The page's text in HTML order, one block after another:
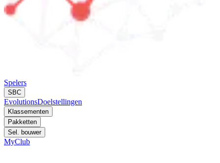
Spelers
SBC
EvolutionsDoelstellingen
Klassementen
Pakketten
Sel. bouwer
MyClub